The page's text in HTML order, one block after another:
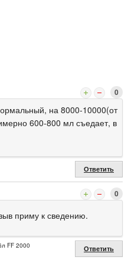
0
на 8000-10000(от
600-800 мл съедает, в
Ответить
0
приму к сведению.
FF 2000
Ответить